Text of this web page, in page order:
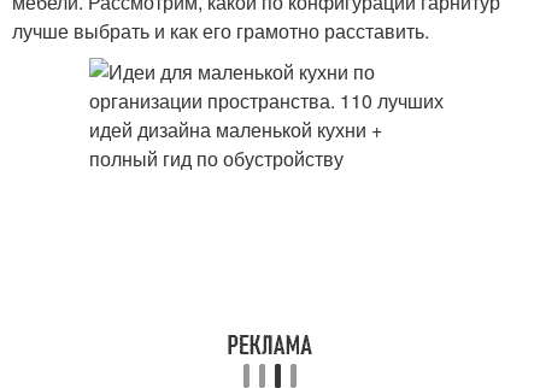
лучше выбрать и как его грамотно расставить.